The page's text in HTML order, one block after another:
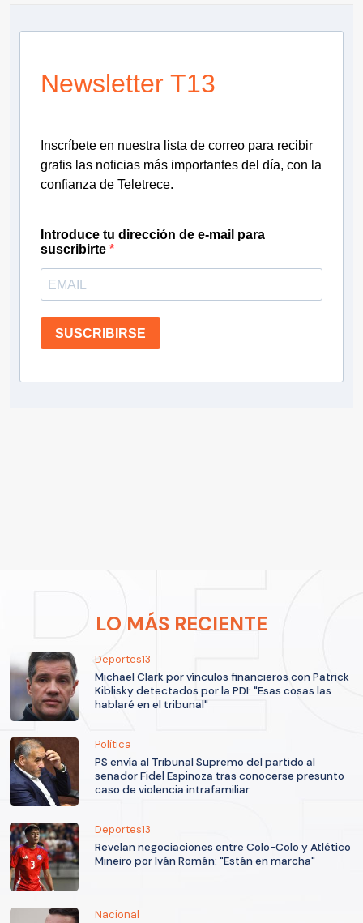
Newsletter T13
Inscríbete en nuestra lista de correo para recibir
gratis las noticias más importantes del día, con la
confianza de Teletrece.
Introduce tu dirección de e-mail para
suscribirte
SUSCRIBIRSE
LO MÁS RECIENTE
Deportes13
Michael Clark por vínculos financieros con Patrick
Kiblisky detectados por la PDI: "Esas cosas las
hablaré en el tribunal"
Política
PS envía al Tribunal Supremo del partido al
senador Fidel Espinoza tras conocerse presunto
caso de violencia intrafamiliar
Deportes13
Revelan negociaciones entre Colo-Colo y Atlético
Mineiro por Iván Román: "Están en marcha"
Nacional